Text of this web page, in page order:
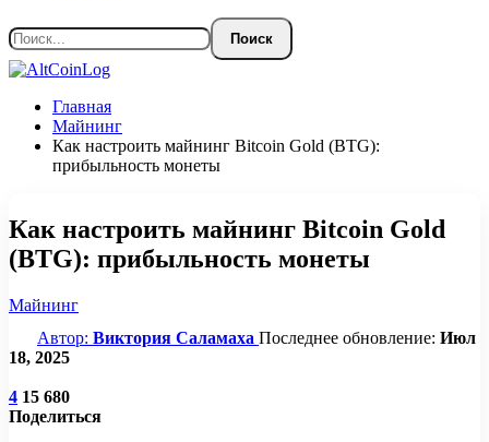
Главная
Майнинг
Как настроить майнинг Bitcoin Gold (BTG):
прибыльность монеты
Как настроить майнинг Bitcoin Gold
(BTG): прибыльность монеты
Майнинг
Автор: Виктория Саламаха Последнее обновление: Июл
18, 2025
4 15 680
Поделиться